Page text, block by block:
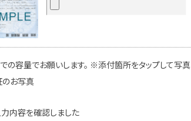
容量でお願いします。 ※添付箇所をタップして写
お写真
内容を確認しました